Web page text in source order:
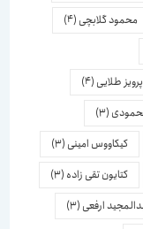
گلابچی(4)
طلایی(4)
(3)
کیکاووس امینی(3)
کتایون تقی زاده(3)
ارفعی(3)